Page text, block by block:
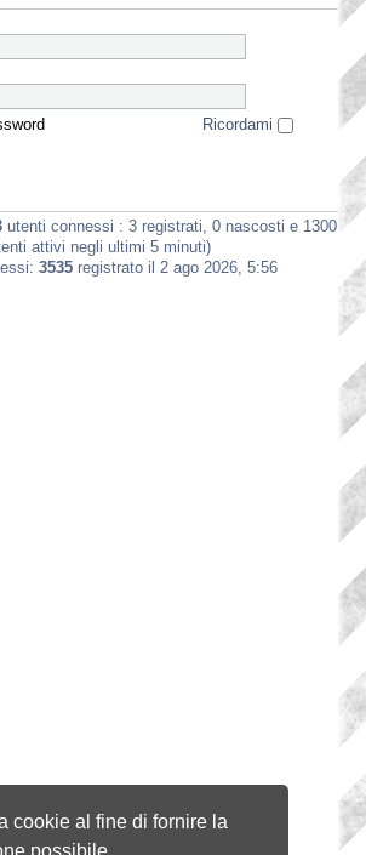
cookie al fine di fornire la
possibile
Ricordami
utenti connessi : 3 registrati, 0 nascosti e 1300
attivi negli ultimi 5 minuti)
3535 registrato il 2 ago 2026, 5:56